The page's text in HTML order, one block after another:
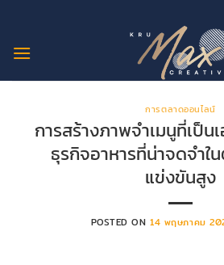
ยัง
การตลาดออนไลน์
การสร้างภาพจำเมนูที่เป็
ธุรกิจอาหารที่น่าจดจำใ
แข่งขันสูง
POSTED ON14 พฤษภาคม